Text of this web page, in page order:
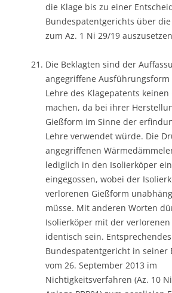
die Klage bis zu einer
Bundespatentgerichts über
zum Az. 1 Ni 29/19
Die Beklagten sind der
angegriffene
Lehre des Klagepatents keinen
machen, da bei ihrer
Gießform im Sinne der
Lehre verwendet würde. Die
angegriffenen
lediglich in den Isolierköper
eingegossen, wobei der
verlorenen Gießform
müsse. Mit anderen Worten
Isolierköper mit der
identisch sein.
Bundespatentgericht in seiner
vom 26. September 2013 im
Nichtigkeitsverfahren (Az. 10 Ni